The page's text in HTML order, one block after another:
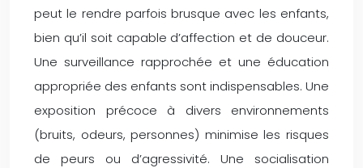
peut le rendre parfois brusque avec les enfants,
bien qu’il soit capable d’affection et de douceur.
Une surveillance rapprochée et une éducation
appropriée des enfants sont indispensables. Une
exposition précoce à divers environnements
(bruits, odeurs, personnes) minimise les risques
de peurs ou d’agressivité. Une socialisation